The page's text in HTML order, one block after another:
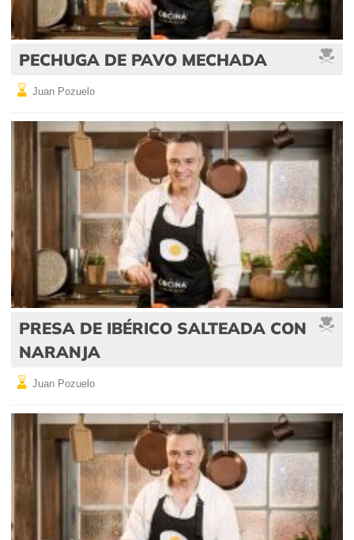
PECHUGA DE PAVO MECHADA
Juan Pozuelo
PRESA DE IBÉRICO SALTEADA CON
NARANJA
Juan Pozuelo